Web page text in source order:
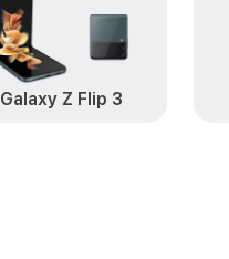
Galaxy Z Flip 3